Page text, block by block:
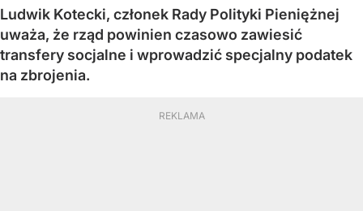
Ludwik Kotecki, członek Rady Polityki Pieniężnej
uważa, że rząd powinien czasowo zawiesić
transfery socjalne i wprowadzić specjalny podatek
na zbrojenia.